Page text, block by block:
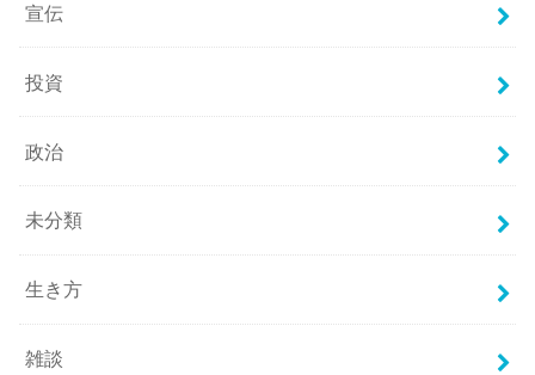
宣伝
投資
政治
未分類
生き方
雑談